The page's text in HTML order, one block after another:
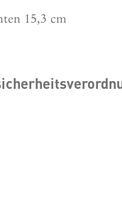
15,3 cm